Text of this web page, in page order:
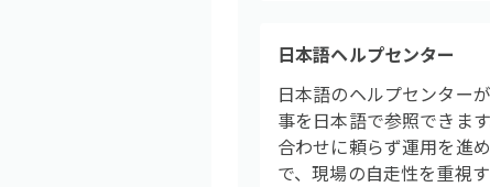
日本語ヘルプセンター
日本語のヘルプセンター
事を日本語で参照できま
合わせに頼らず運用を進
で、現場の自走性を重視